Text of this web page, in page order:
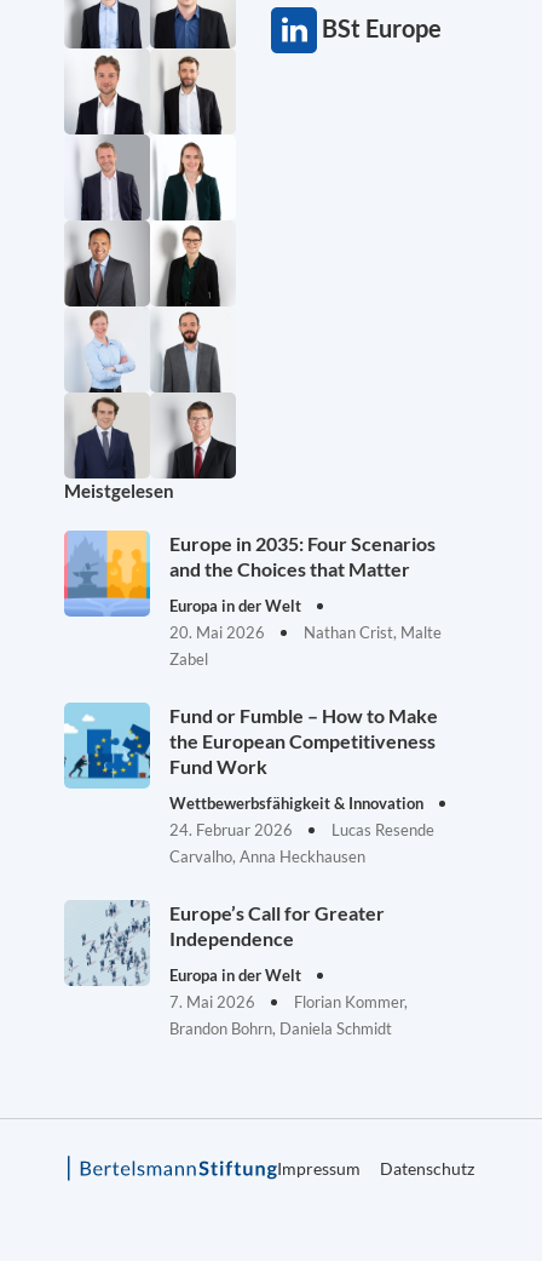
BSt Europe
Meistgelesen
Europe in 2035: Four Scenarios
and the Choices that Matter
Europa in der Welt
20. Mai 2026
Nathan Crist, Malte
Zabel
Fund or Fumble – How to Make
the European Competitiveness
Fund Work
Wettbewerbsfähigkeit & Innovation
24. Februar 2026
Lucas Resende
Carvalho, Anna Heckhausen
Europe’s Call for Greater
Independence
Europa in der Welt
7. Mai 2026
Florian Kommer,
Brandon Bohrn, Daniela Schmidt
Impressum Datenschutz